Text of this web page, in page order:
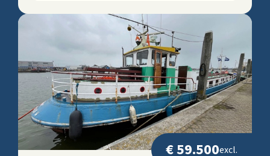
€ 59.500excl.